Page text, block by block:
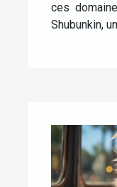
ces
Shubunkin,